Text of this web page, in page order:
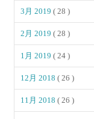
3月 2019( 28 )
2月 2019( 28 )
1月 2019( 24 )
12月 2018( 26 )
11月 2018( 26 )